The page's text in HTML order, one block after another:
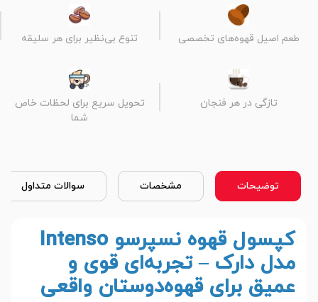
طعم اصیل قهوه‌های تخصصی تنوع بی‌نظیر برای هر سلیقه
تازگی در هر فنجان
تحویل سریع برای لحظات خاص
شما
توضیحات مشخصات سوالات متداول
کپسول قهوه نسپرسو Intenso
مدل دارک – تجربه‌ای قوی و
عمیق برای قهوه‌دوستان واقعی